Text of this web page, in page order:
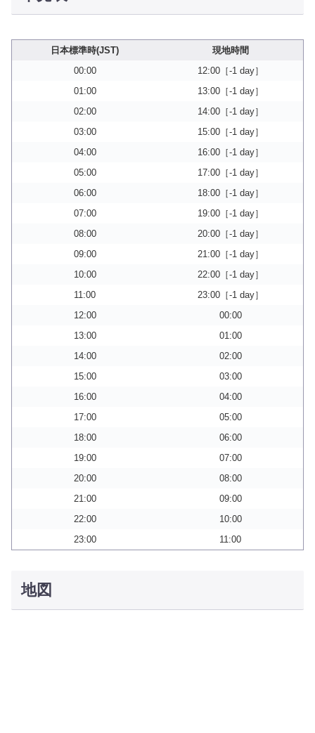
日本標準時(JST)
現地時間
00:00
12:00［-1 day］
01:00
13:00［-1 day］
02:00
14:00［-1 day］
03:00
15:00［-1 day］
04:00
16:00［-1 day］
05:00
17:00［-1 day］
06:00
18:00［-1 day］
07:00
19:00［-1 day］
08:00
20:00［-1 day］
09:00
21:00［-1 day］
10:00
22:00［-1 day］
11:00
23:00［-1 day］
12:00
00:00
13:00
01:00
14:00
02:00
15:00
03:00
16:00
04:00
17:00
05:00
18:00
06:00
19:00
07:00
20:00
08:00
21:00
09:00
22:00
10:00
23:00
11:00
地図